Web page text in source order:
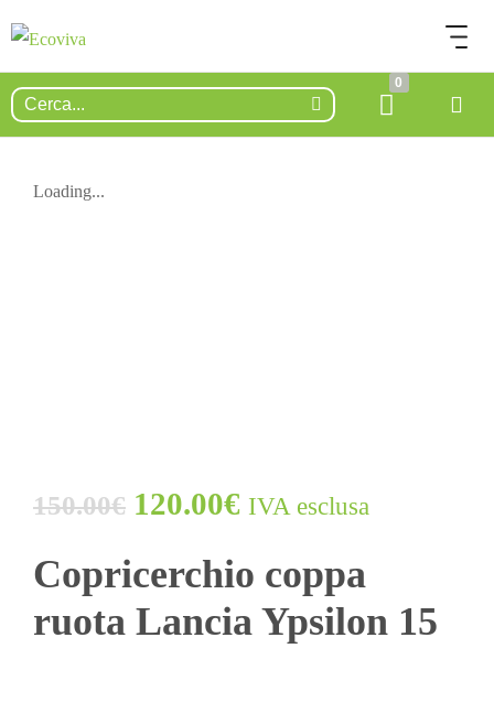
0
Loading...
150.00€ 120.00€ IVA esclusa
Copricerchio coppa
ruota Lancia Ypsilon 15